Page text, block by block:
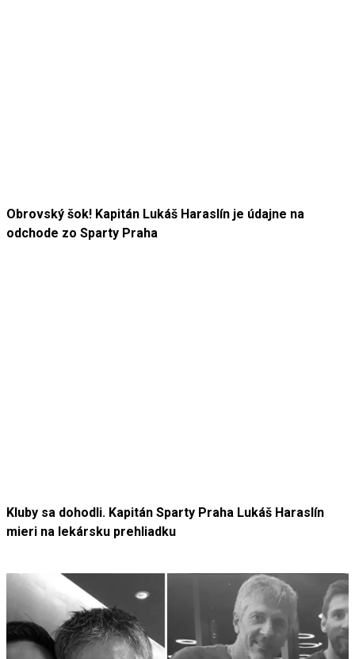
Obrovský šok! Kapitán Lukáš Haraslín je údajne na
odchode zo Sparty Praha
Kluby sa dohodli. Kapitán Sparty Praha Lukáš Haraslín
mieri na lekársku prehliadku